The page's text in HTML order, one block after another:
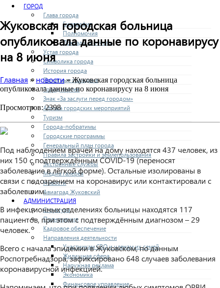
ГОРОД
Глава города
Биография
Полномочия
Доклады и отчеты
Устав города
Символика города
История города
Почетные граждане
Город героев
Знак «За заслуги перед городом»
Афиша городских мероприятий
Туризм
Города-побратимы
Городские программы
Генеральный план города
Правила застройки и землепользования
Экстренные службы
Медиа галерея
Новости
Авиаград Жуковский
АДМИНИСТРАЦИЯ
Структура
Полномочия
Кадровое обеспечение
Направления деятельности
Участникам СВО и членам их семей
Жилищная сфера
Наружная реклама
Экономика
Финансовое управление
Жуковская городская больница
опубликовала данные по коронавирусу
на 8 июня
Главная » новости» Жуковская городская больница
опубликовала данные по коронавирусу на 8 июня
Просмотров: 2398
Под наблюдением врачей на дому находятся 437 человек, из
них 150 с подтверждённым COVID-19 (переносят
заболевание в лёгкой форме). Остальные изолированы в
связи с подозрением на коронавирус или контактировали с
заболевшим.
В инфекционных отделениях больницы находятся 117
пациентов, при этом с подтверждённым диагнозом – 29
человек.
Всего с начала эпидемии в Жуковском, по данным
Роспотребнадзора, зафиксировано 648 случаев заболевания
коронавирусной инфекцией.